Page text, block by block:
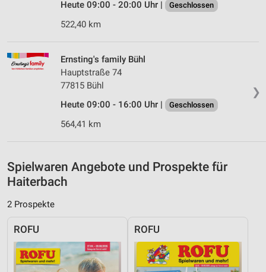
Heute 09:00 - 20:00 Uhr | Geschlossen
522,40 km
❯
Ernsting's family Bühl
Hauptstraße 74
77815 Bühl
Heute 09:00 - 16:00 Uhr |
Geschlossen
564,41 km
Spielwaren Angebote und Prospekte für
Haiterbach
2 Prospekte
ROFU ROFU
IAB-Besonderheiten:
Geräte anhand von aktiv angeforderten
Informationen identifizieren
Nicht-IAB-Verarbeitungszwecke:
Funktional